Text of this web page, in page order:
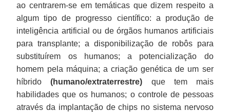
ao centrarem-se em temáticas que dizem respeito a
algum tipo de progresso científico: a produção de
inteligência artificial ou de órgãos humanos artificiais
para transplante; a disponibilização de robôs para
substituírem os humanos; a potencialização do
homem pela máquina; a criação genética de um ser
híbrido(humano/extraterrestre) que tem mais
habilidades que os humanos; o controle de pessoas
através da implantação de chips no sistema nervoso